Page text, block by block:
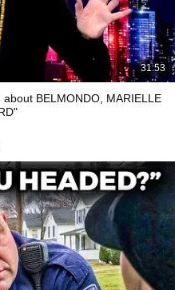
31:53
BELMONDO, MARIELLE